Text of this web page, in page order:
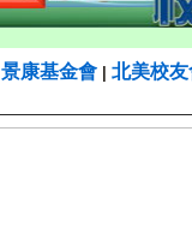
景康基金會| 北美校友